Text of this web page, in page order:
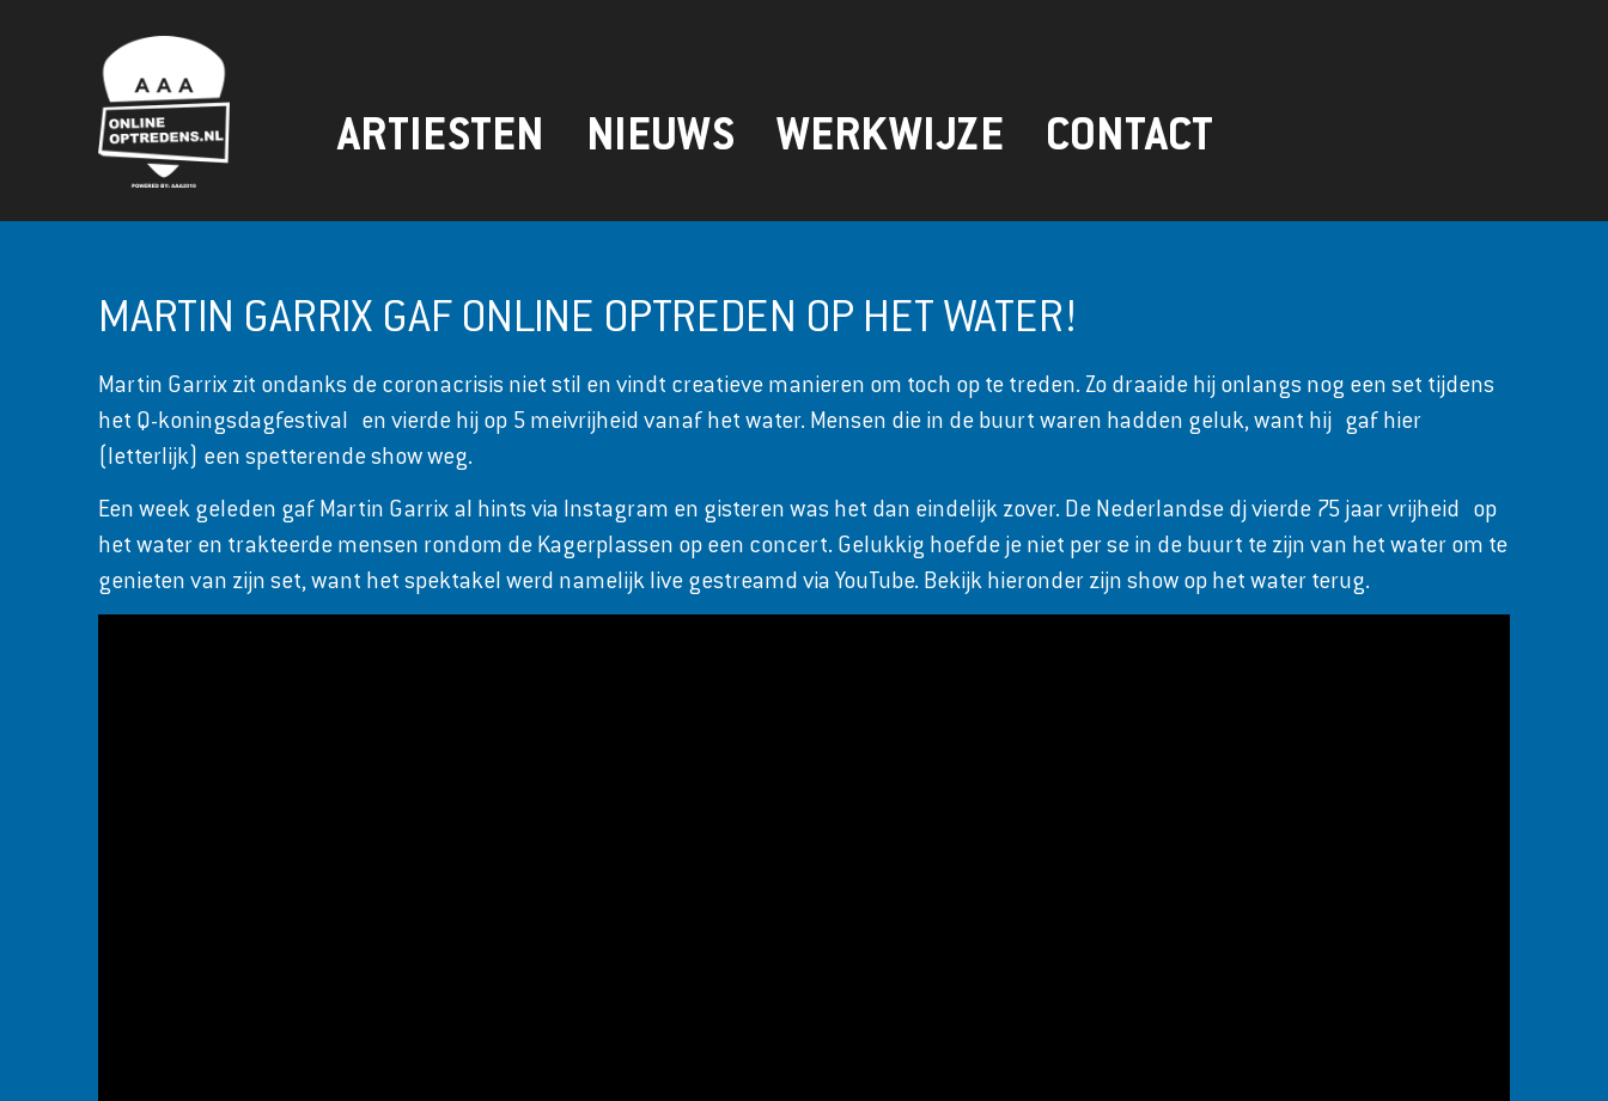
ARTIESTEN NIEUWS WERKWIJZE CONTACT
MARTIN GARRIX GAF ONLINE OPTREDEN OP HET WATER!
Martin Garrix zit ondanks de coronacrisis niet stil en vindt creatieve manieren om toch op te treden. Zo draaide hij onlangs nog een set tijdens
het Q-koningsdagfestival en vierde hij op 5 meivrijheid vanaf het water. Mensen die in de buurt waren hadden geluk, want hij gaf hier
(letterlijk) een spetterende show weg.
Een week geleden gaf Martin Garrix al hints via Instagram en gisteren was het dan eindelijk zover. De Nederlandse dj vierde 75 jaar vrijheid op
het water en trakteerde mensen rondom de Kagerplassen op een concert. Gelukkig hoefde je niet per se in de buurt te zijn van het water om te
genieten van zijn set, want het spektakel werd namelijk live gestreamd via YouTube. Bekijk hieronder zijn show op het water terug.